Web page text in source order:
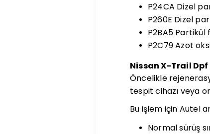
P24CA Dizel
P260E Dizel
P2BA5
P2C79 Azot
Nissan X-Trail Dpf
Öncelikle
tespit cihazı veya
Bu işlem için Autel
Normal sürüş